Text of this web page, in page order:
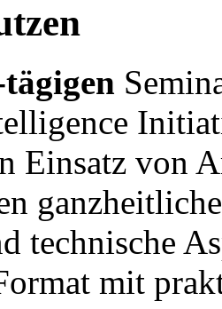
tägigen
Einsatz von
technische
mit